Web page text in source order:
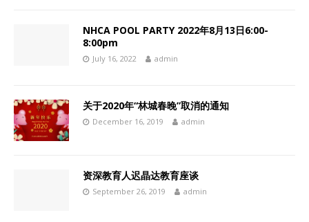
NHCA POOL PARTY 2022年8月13日6:00-
8:00pm
July 16, 2022 admin
关于2020年“林城春晚”取消的通知
December 16, 2019 admin
资深教育人迟晶达教育座谈
September 26, 2019 admin